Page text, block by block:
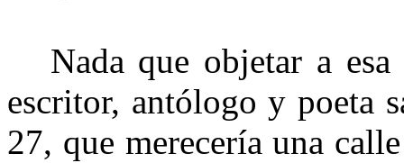
Nada que objetar a esa
escritor, antólogo y poeta
27, que merecería una